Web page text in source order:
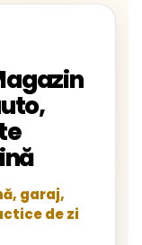
garaj,
de zi